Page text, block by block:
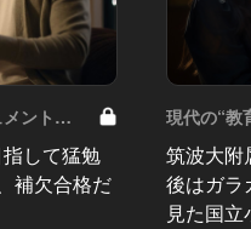
ント
して猛勉
補欠合格だ
現代の“教
Vol.49
筑波大附
後はガラ
見た国